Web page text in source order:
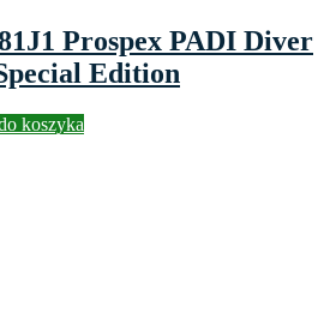
Prospex PADI Diver
Edition
koszyka